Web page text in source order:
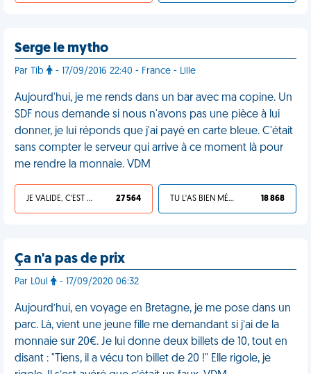
Serge le mytho
Par Tib - 17/09/2016 22:40 - France - Lille
Aujourd'hui, je me rends dans un bar avec ma copine. Un
SDF nous demande si nous n'avons pas une pièce à lui
donner, je lui réponds que j'ai payé en carte bleue. C'était
sans compter le serveur qui arrive à ce moment là pour
me rendre la monnaie. VDM
JE VALIDE, C'EST UNE VDM 27 564 TU L'AS BIEN MÉRITÉ 18 868
Ça n'a pas de prix
Par L0ul - 17/09/2020 06:32
Aujourd’hui, en voyage en Bretagne, je me pose dans un
parc. Là, vient une jeune fille me demandant si j’ai de la
monnaie sur 20€. Je lui donne deux billets de 10, tout en
disant : "Tiens, il a vécu ton billet de 20 !" Elle rigole, je